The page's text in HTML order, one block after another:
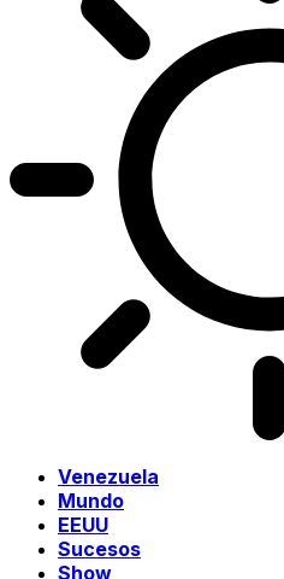
Venezuela
Mundo
EEUU
Sucesos
Show